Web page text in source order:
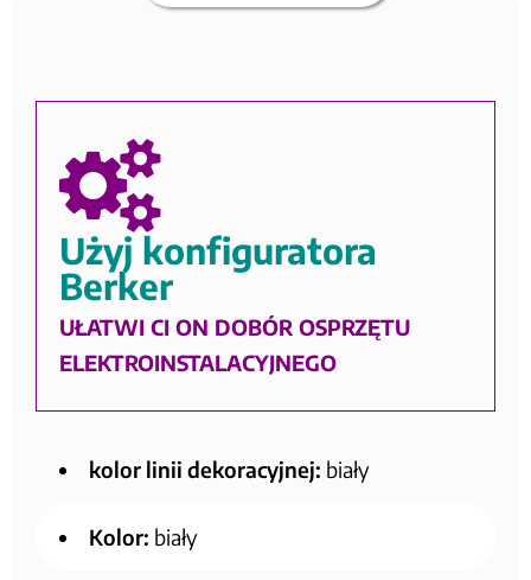
Użyj konfiguratora
Berker
UŁATWI CI ON DOBÓR OSPRZĘTU
ELEKTROINSTALACYJNEGO
kolor linii dekoracyjnej: biały
Kolor: biały